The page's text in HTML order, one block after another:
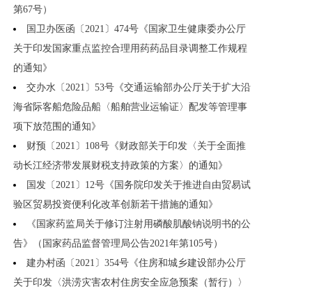
第67号）
国卫办医函〔2021〕474号《国家卫生健康委办公厅
关于印发国家重点监控合理用药药品目录调整工作规程
的通知》
交办水〔2021〕53号《交通运输部办公厅关于扩大沿
海省际客船危险品船〈船舶营业运输证〉配发等管理事
项下放范围的通知》
财预〔2021〕108号《财政部关于印发〈关于全面推
动长江经济带发展财税支持政策的方案〉的通知》
国发〔2021〕12号《国务院印发关于推进自由贸易试
验区贸易投资便利化改革创新若干措施的通知》
《国家药监局关于修订注射用磷酸肌酸钠说明书的公
告》（国家药品监督管理局公告2021年第105号）
建办村函〔2021〕354号《住房和城乡建设部办公厅
关于印发〈洪涝灾害农村住房安全应急预案（暂行）〉